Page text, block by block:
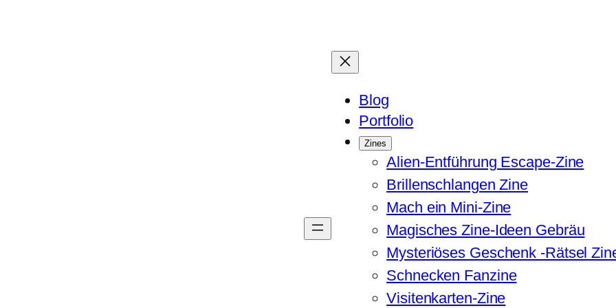
Blog
Portfolio
Zines
Alien-Entführung Escape-Zine
Brillenschlangen Zine
Mach ein Mini-Zine
Magisches Zine-Ideen Gebräu
Mysteriöses Geschenk -Rätsel
Schnecken Fanzine
Visitenkarten-Zine